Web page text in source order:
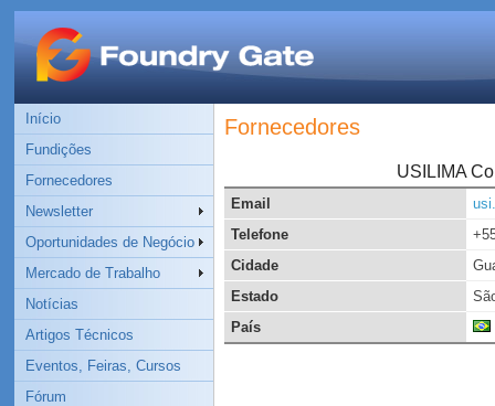
Início
Fundições
Fornecedores
Newsletter
Oportunidades de Negócio
Mercado de Trabalho
Notícias
Artigos Técnicos
Eventos, Feiras, Cursos
Fórum
Fornecedores
USILIMA
Email
Telefone
Cidade
Estado
País